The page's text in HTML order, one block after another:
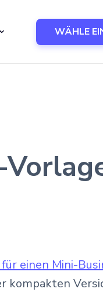
WÄHLE
einen Mini-